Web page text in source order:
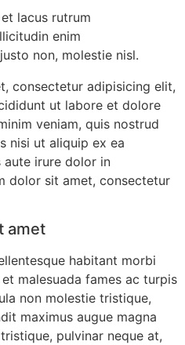
lacus rutrum
enim
non, molestie nisl.
consectetur adipisicing elit,
ut labore et dolore
veniam, quis nostrud
nisi ut aliquip ex ea
aute irure dolor in
dolor sit amet, consectetur
amet
habitant morbi
malesuada fames ac turpis
non molestie tristique,
maximus augue magna
pulvinar neque at,